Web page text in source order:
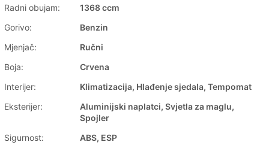
Radni obujam:
1368 ccm
Gorivo:
Benzin
Mjenjač:
Ručni
Boja:
Crvena
Interijer:
Klimatizacija, Hlađenje sjedala, Tempomat
Eksterijer:
Aluminijski naplatci, Svjetla za maglu,
Spojler
Sigurnost:
ABS, ESP